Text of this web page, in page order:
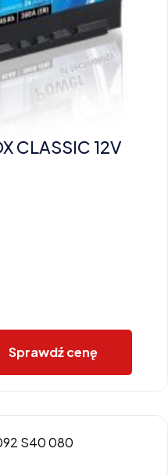
CLASSIC 12V
Sprawdź cenę